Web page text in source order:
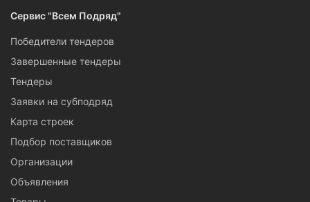
Сервис "Всем Подряд"
Победители тендеров
Завершенные тендеры
Тендеры
Заявки на субподряд
Карта строек
Подбор поставщиков
Организации
Объявления